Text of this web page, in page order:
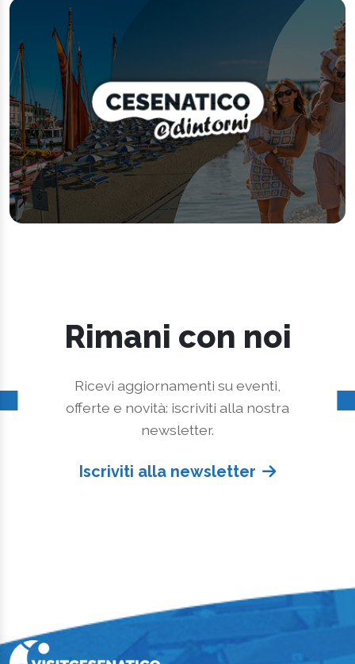
Rimani con noi
Ricevi aggiornamenti su eventi,
offerte e novità: iscriviti alla nostra
newsletter.
Iscriviti alla newsletter